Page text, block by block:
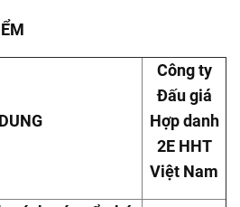
Công ty
Đấu giá
Hợp danh
2E HHT
Việt Nam